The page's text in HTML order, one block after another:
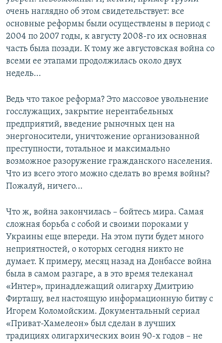
очень наглядно об этом свидетельствует: все
основные реформы были осуществлены в период с
2004 по 2007 годы, к августу 2008-го их основная
часть была позади. К тому же августовская война со
всеми ее этапами продолжилась около двух
недель...
Ведь что такое реформа? Это массовое увольнение
госслужащих, закрытие нерентабельных
предприятий, введение рыночных цен на
энергоносители, уничтожение организованной
преступности, тотальное и максимально
возможное разоружение гражданского населения.
Что из всего этого можно сделать во время войны?
Пожалуй, ничего...
Что ж, война закончилась – бойтесь мира. Самая
сложная борьба с собой и своими пороками у
Украины еще впереди. На этом пути будет много
неприятностей, о которых сегодня никто не
думает. К примеру, месяц назад на Донбассе война
была в самом разгаре, а в это время телеканал
«Интер», принадлежащий олигарху Дмитрию
Фирташу, вел настоящую информационную битву с
Игорем Коломойским. Документальный сериал
«Приват-Хамелеон» был сделан в лучших
традициях олигархических воин 90-х годов – не